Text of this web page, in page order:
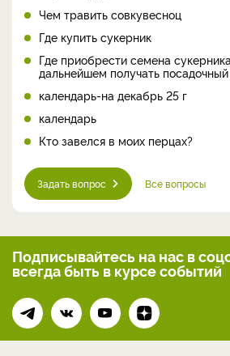
Чем травить совкувесноц
Где купить сукерник
Где приобрести семена
дальнейшем получать
календарь-на декабрь 25 г
календарь
Кто завелся в моих перцах?
Задать вопрос Все вопросы
Подписывайтесь на нас в
всегдабыть в курсе событий